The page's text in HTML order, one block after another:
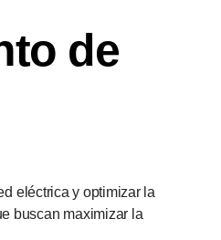
de
eléctrica y optimizar la
buscan maximizar la